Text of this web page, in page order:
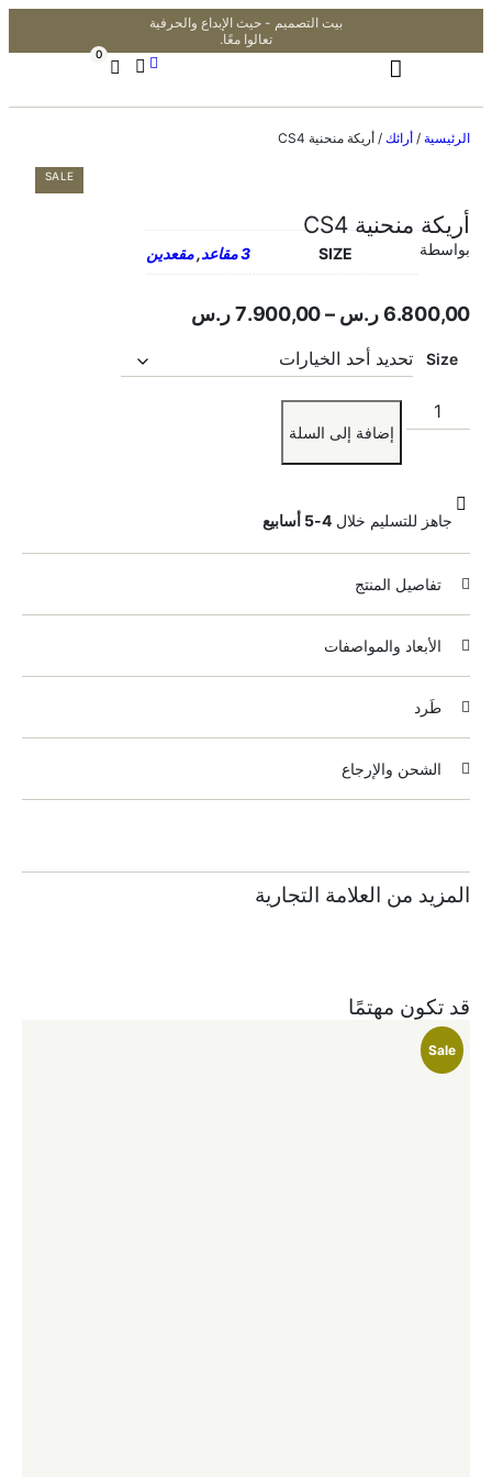
بيت التصميم - حيث الإبداع والحرفية
تعالوا معًا.
0
الرئيسية / أرائك / أريكة منحنية CS4
SALE
أريكة منحنية CS4
بواسطة SIZE 3 مقاعد ,مقعدين
6.800,00ر.س –
7.900,00ر.س
Size
إضافة إلى السلة
جاهز للتسليم خلال 4-5 أسابيع
تفاصيل المنتج
الأبعاد والمواصفات
طَرد
الشحن والإرجاع
المزيد من العلامة التجارية
قد تكون مهتمًا
Sale